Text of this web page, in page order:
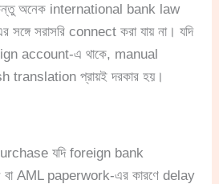
অনেক international bank law
সরাসরি connect করা যায় না। যদি
account-এ থাকে, manual
translation প্রায়ই দরকার হয়।
যদি foreign bank
AML paperwork-এর কারণে delay